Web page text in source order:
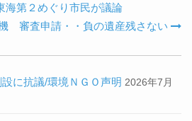
海第２めぐり市民が議論
審査申請・・負の遺産残さない
に抗議/環境ＮＧＯ声明 2026年7月